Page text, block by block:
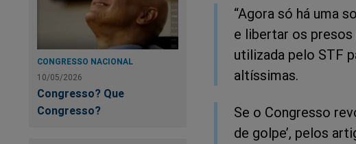
CONGRESSO NACIONAL
10/05/2026
Congresso? Que
Congresso?
“Agora só há uma
e libertar os
utilizada pelo STF
altíssimas.
Se o Congresso
de golpe’, pelos